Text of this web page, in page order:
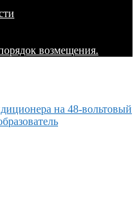
возмещения.
на 48-вольтовый